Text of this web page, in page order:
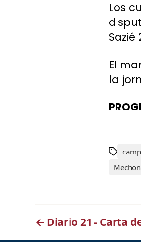
Los
Sazié
El
la
← Diario 21 - Carta